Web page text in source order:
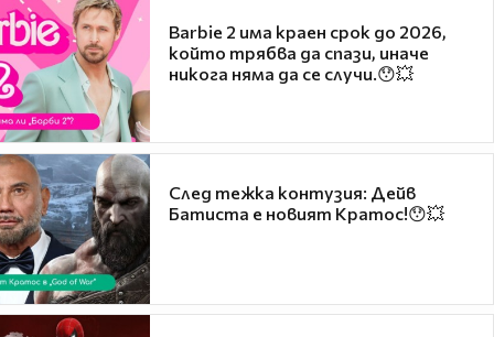
Barbie 2 има краен срок до 2026,
който трябва да спази, иначе
никога няма да се случи.😯💥
След тежка контузия: Дейв
Батиста е новият Кратос!😯💥